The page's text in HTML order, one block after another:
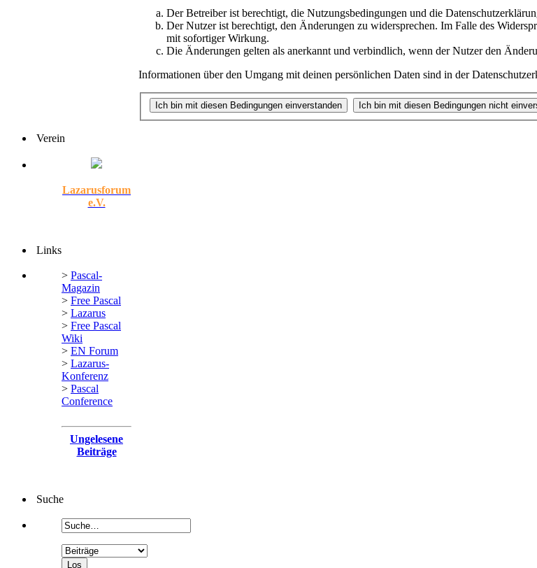
Der Betreiber ist berechtigt, die Nutzungsbedingungen und die
Der Nutzer ist berechtigt, den Änderungen zu widersprechen. Im Falle des
mit sofortiger Wirkung.
Die Änderungen gelten als anerkannt und verbindlich, wenn der Nutzer den
Informationen über den Umgang mit deinen persönlichen Daten sind in der
Verein
Lazarusforum
e.V.
Links
> Pascal-
Magazin
> Free Pascal
> Lazarus
> Free Pascal
Wiki
> EN Forum
> Lazarus-
Konferenz
> Pascal
Conference
Ungelesene
Beiträge
Suche